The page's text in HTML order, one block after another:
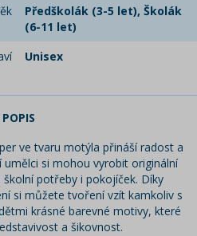
Předškolák (3-5 let), Školák
(6-11 let)
Unisex
POPIS
ve tvaru motýla přináší radost a
si mohou vyrobit originální
potřeby i pokojíček. Díky
si můžete tvoření vzít kamkoliv s
krásné barevné motivy, které
a šikovnost.